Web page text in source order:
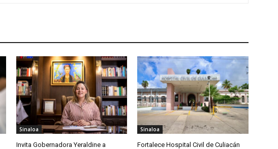
Sinaloa
Invita Gobernadora Yeraldine a
Sinaloa
Fortalece Hospital Civil de Culiacán